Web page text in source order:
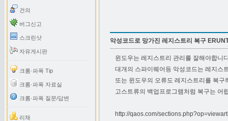
건의
버그신고
스크린샷
자유게시판
크롬·파폭 Tip
크롬·파폭 자료실
크롬·파폭 질문/답변
리채
악성코드로 망가진 레지스트리 복구
윈도우는 레지스트리 관리를 잘해야합니
대개의 스파이웨어등 악성코드는 레지스
또는 윈도우의 오류도 레지스트리를 복구
고스트류의 백업프로그램처럼 복구는 어
http://qaos.com/